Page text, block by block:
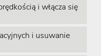
i włącza się
i usuwanie